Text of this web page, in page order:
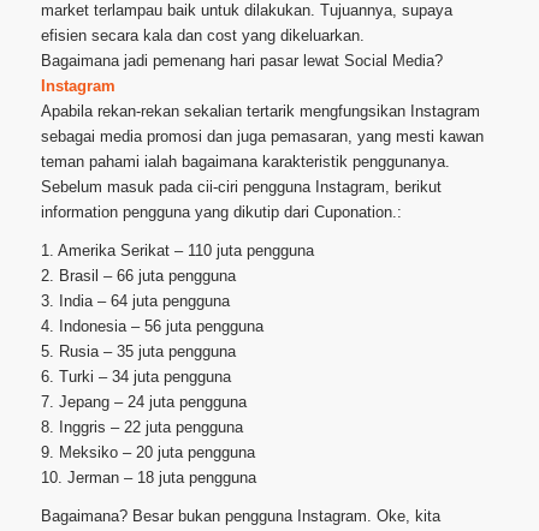
market terlampau baik untuk dilakukan. Tujuannya, supaya
efisien secara kala dan cost yang dikeluarkan.
Bagaimana jadi pemenang hari pasar lewat Social Media?
Instagram
Apabila rekan-rekan sekalian tertarik mengfungsikan Instagram
sebagai media promosi dan juga pemasaran, yang mesti kawan
teman pahami ialah bagaimana karakteristik penggunanya.
Sebelum masuk pada cii-ciri pengguna Instagram, berikut
information pengguna yang dikutip dari Cuponation.:
1. Amerika Serikat – 110 juta pengguna
2. Brasil – 66 juta pengguna
3. India – 64 juta pengguna
4. Indonesia – 56 juta pengguna
5. Rusia – 35 juta pengguna
6. Turki – 34 juta pengguna
7. Jepang – 24 juta pengguna
8. Inggris – 22 juta pengguna
9. Meksiko – 20 juta pengguna
10. Jerman – 18 juta pengguna
Bagaimana? Besar bukan pengguna Instagram. Oke, kita